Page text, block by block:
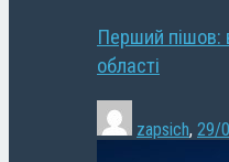
Перший пішов:
області
zapsich, 29/